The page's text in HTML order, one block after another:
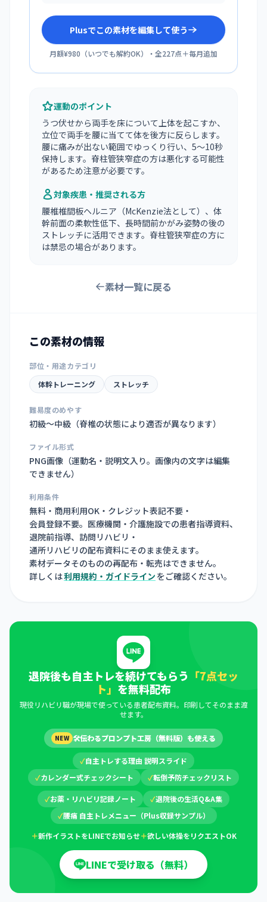
Plusでこの素材を編集して使う
月額¥980 （いつでも解約OK）・全227点＋毎月追加
運動のポイント
うつ伏せから両手を床について上体を起こすか、
立位で両手を腰に当てて体を後方に反らします。
腰に痛みが出ない範囲でゆっくり行い、5〜10秒
保持します。脊柱管狭窄症の方は悪化する可能性
があるため注意が必要です。
対象疾患・推奨される方
腰椎椎間板ヘルニア（McKenzie法として）、体
幹前面の柔軟性低下、長時間前かがみ姿勢の後の
ストレッチに活用できます。脊柱管狭窄症の方に
は禁忌の場合があります。
素材一覧に戻る
この素材の情報
部位・用途カテゴリ
体幹トレーニング
ストレッチ
難易度のめやす
初級〜中級（脊椎の状態により適否が異なります）
ファイル形式
PNG画像（運動名・説明文入り。画像内の文字は編集
できません）
利用条件
無料・商用利用OK・クレジット表記不要・
会員登録不要。医療機関・介護施設での患者指導資料、
退院前指導、訪問リハビリ・
通所リハビリの配布資料にそのまま使えます。
素材データそのものの再配布・転売はできません。
詳しくは利用規約・ガイドライン をご確認ください。
退院後も自主トレを続けてもらう 「7点セッ
ト」 を無料配布
現役リハビリ職が現場で使っている患者配布資料。印刷してそのまま渡
せます。
NEW 🛠伝わるプロンプト工房（無料版）も使える
✓自主トレする理由 説明スライド
✓カレンダー式チェックシート ✓転倒予防チェックリスト
✓お薬・リハビリ記録ノート ✓退院後の生活Q&A集
✓腰痛 自主トレメニュー（Plus収録サンプル）
＋新作イラストをLINEでお知らせ＋欲しい体操をリクエストOK
LINEで受け取る（無料）